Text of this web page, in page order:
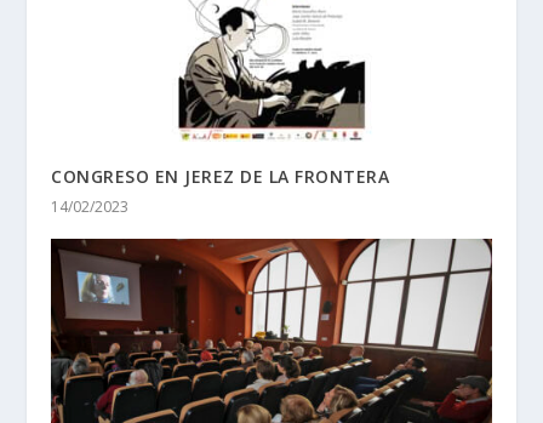
CONGRESO EN JEREZ DE LA FRONTERA
14/02/2023